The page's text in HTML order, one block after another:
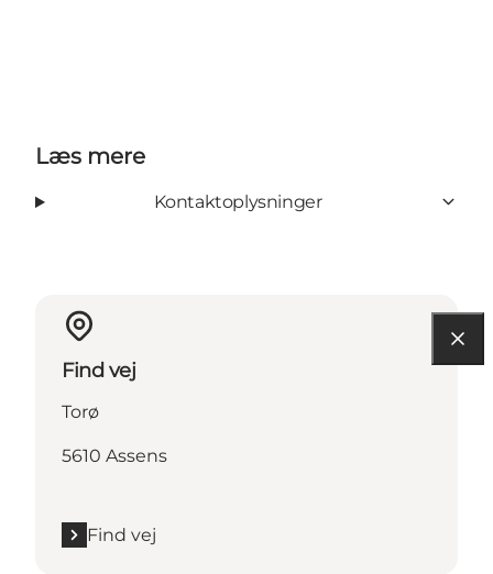
Læs mere
Kontaktoplysninger
Find vej
Torø
5610 Assens
Find vej